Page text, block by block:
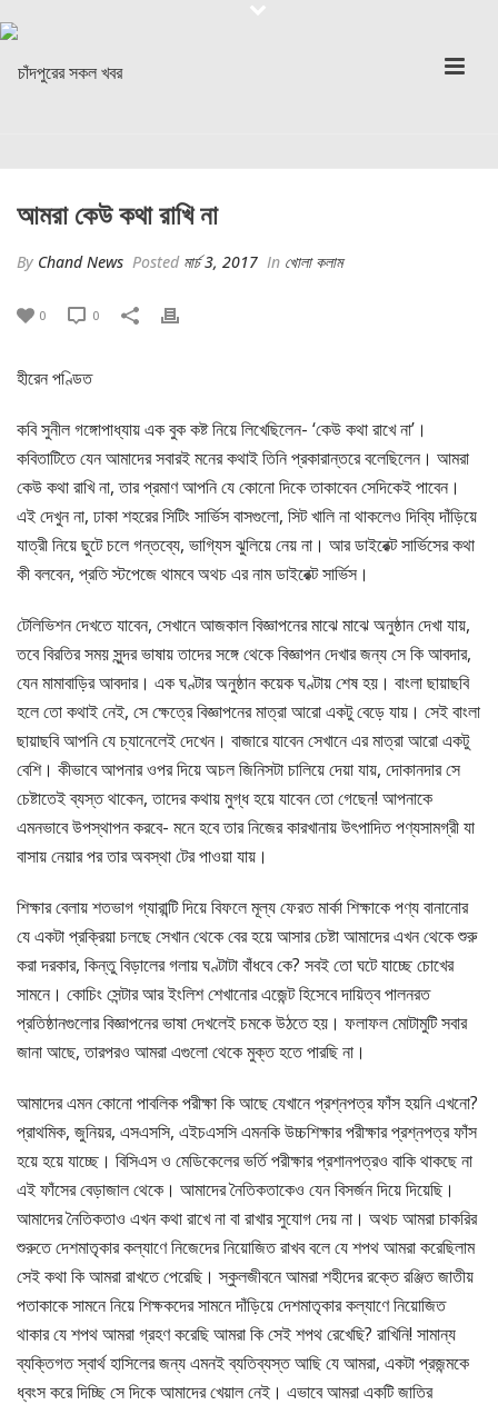
আমরা কেউ কথা রাখি না
By Chand News Posted মার্চ 3, 2017 In খোলা কলাম
0 0
হীরেন পণ্ডিত
কবি সুনীল গঙ্গোপাধ্যায় এক বুক কষ্ট নিয়ে লিখেছিলেন- ‘কেউ কথা রাখে না’।
কবিতাটিতে যেন আমাদের সবারই মনের কথাই তিনি প্রকারান্তরে বলেছিলেন। আমরা
কেউ কথা রাখি না, তার প্রমাণ আপনি যে কোনো দিকে তাকাবেন সেদিকেই পাবেন।
এই দেখুন না, ঢাকা শহরের সিটিং সার্ভিস বাসগুলো, সিট খালি না থাকলেও দিব্যি দাঁড়িয়ে
যাত্রী নিয়ে ছুটে চলে গন্তব্যে, ভাগ্যিস ঝুলিয়ে নেয় না। আর ডাইরেক্ট সার্ভিসের কথা
কী বলবেন, প্রতি স্টপেজে থামবে অথচ এর নাম ডাইরেক্ট সার্ভিস।
টেলিভিশন দেখতে যাবেন, সেখানে আজকাল বিজ্ঞাপনের মাঝে মাঝে অনুষ্ঠান দেখা যায়,
তবে বিরতির সময় সুন্দর ভাষায় তাদের সঙ্গে থেকে বিজ্ঞাপন দেখার জন্য সে কি আবদার,
যেন মামাবাড়ির আবদার। এক ঘণ্টার অনুষ্ঠান কয়েক ঘণ্টায় শেষ হয়। বাংলা ছায়াছবি
হলে তো কথাই নেই, সে ক্ষেত্রে বিজ্ঞাপনের মাত্রা আরো একটু বেড়ে যায়। সেই বাংলা
ছায়াছবি আপনি যে চ্যানেলেই দেখেন। বাজারে যাবেন সেখানে এর মাত্রা আরো একটু
বেশি। কীভাবে আপনার ওপর দিয়ে অচল জিনিসটা চালিয়ে দেয়া যায়, দোকানদার সে
চেষ্টাতেই ব্যস্ত থাকেন, তাদের কথায় মুগ্ধ হয়ে যাবেন তো গেছেন! আপনাকে
এমনভাবে উপস্থাপন করবে- মনে হবে তার নিজের কারখানায় উৎপাদিত পণ্যসামগ্রী যা
বাসায় নেয়ার পর তার অবস্থা টের পাওয়া যায়।
শিক্ষার বেলায় শতভাগ গ্যারান্টি দিয়ে বিফলে মূল্য ফেরত মার্কা শিক্ষাকে পণ্য বানানোর
যে একটা প্রক্রিয়া চলছে সেখান থেকে বের হয়ে আসার চেষ্টা আমাদের এখন থেকে শুরু
করা দরকার, কিন্তু বিড়ালের গলায় ঘণ্টাটা বাঁধবে কে? সবই তো ঘটে যাচ্ছে চোখের
সামনে। কোচিং সেন্টার আর ইংলিশ শেখানোর এজেন্ট হিসেবে দায়িত্ব পালনরত
প্রতিষ্ঠানগুলোর বিজ্ঞাপনের ভাষা দেখলেই চমকে উঠতে হয়। ফলাফল মোটামুটি সবার
জানা আছে, তারপরও আমরা এগুলো থেকে মুক্ত হতে পারছি না।
আমাদের এমন কোনো পাবলিক পরীক্ষা কি আছে যেখানে প্রশ্নপত্র ফাঁস হয়নি এখনো?
প্রাথমিক, জুনিয়র, এসএসসি, এইচএসসি এমনকি উচ্চশিক্ষার পরীক্ষার প্রশ্নপত্র ফাঁস
হয়ে হয়ে যাচ্ছে। বিসিএস ও মেডিকেলের ভর্তি পরীক্ষার প্রশানপত্রও বাকি থাকছে না
এই ফাঁসের বেড়াজাল থেকে। আমাদের নৈতিকতাকেও যেন বিসর্জন দিয়ে দিয়েছি।
আমাদের নৈতিকতাও এখন কথা রাখে না বা রাখার সুযোগ দেয় না। অথচ আমরা চাকরির
শুরুতে দেশমাতৃকার কল্যাণে নিজেদের নিয়োজিত রাখব বলে যে শপথ আমরা করেছিলাম
সেই কথা কি আমরা রাখতে পেরেছি। স্কুলজীবনে আমরা শহীদের রক্তে রঞ্জিত জাতীয়
পতাকাকে সামনে নিয়ে শিক্ষকদের সামনে দাঁড়িয়ে দেশমাতৃকার কল্যাণে নিয়োজিত
থাকার যে শপথ আমরা গ্রহণ করেছি আমরা কি সেই শপথ রেখেছি? রাখিনি! সামান্য
ব্যক্তিগত স্বার্থ হাসিলের জন্য এমনই ব্যতিব্যস্ত আছি যে আমরা, একটা প্রজন্মকে
ধ্বংস করে দিচ্ছি সে দিকে আমাদের খেয়াল নেই। এভাবে আমরা একটি জাতির